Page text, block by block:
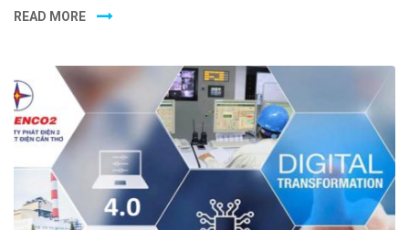
READ MORE